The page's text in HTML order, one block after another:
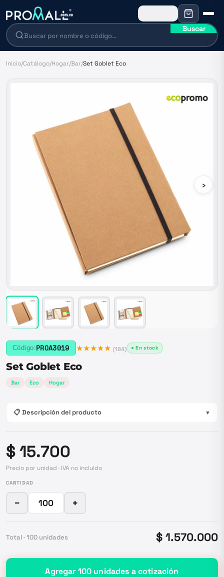
Buscar
Inicio/Catálogo/Hogar/Bar/Set Goblet Eco
›
Código: PROA3019 ★★★★★ (184) ● En stock
Set Goblet Eco
Bar Eco Hogar
📋 Descripción del producto ▼
$ 15.700
Precio por unidad · IVA no incluido
CANTIDAD
− +
Total · 100 unidades $ 1.570.000
Agregar 100 unidades a cotización